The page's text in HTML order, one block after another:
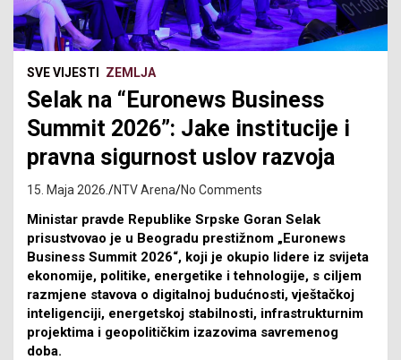
SVE VIJESTI ZEMLJA
Selak na “Euronews Business
Summit 2026”: Jake institucije i
pravna sigurnost uslov razvoja
15. Maja 2026. NTV Arena No Comments
Ministar pravde Republike Srpske Goran Selak
prisustvovao je u Beogradu prestižnom „Euronews
Business Summit 2026“, koji je okupio lidere iz svijeta
ekonomije, politike, energetike i tehnologije, s ciljem
razmjene stavova o digitalnoj budućnosti, vještačkoj
inteligenciji, energetskoj stabilnosti, infrastrukturnim
projektima i geopolitičkim izazovima savremenog
doba.